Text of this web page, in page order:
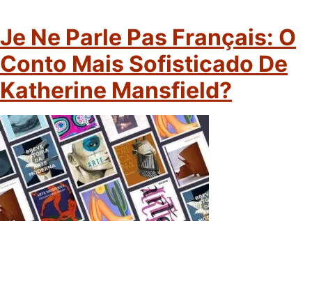
Je Ne Parle Pas Français: O
Conto Mais Sofisticado De
Katherine Mansfield?